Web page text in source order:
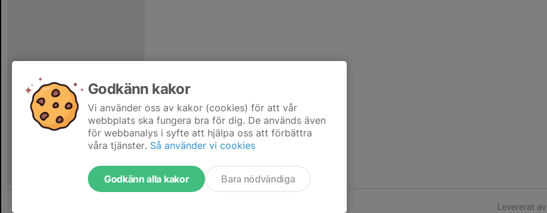
Levererat av
Godkänn kakor
Vi använder oss av kakor (cookies) för att vår
webbplats ska fungera bra för dig. De används även
för webbanalys i syfte att hjälpa oss att förbättra
våra tjänster. Så använder vi cookies
Godkänn alla kakor Bara nödvändiga